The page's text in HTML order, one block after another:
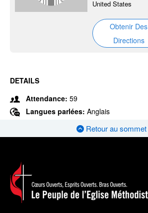
United States
Obtenir Des
Directions
DETAILS
Attendance: 59
Langues parlées: Anglais
Retour au sommet